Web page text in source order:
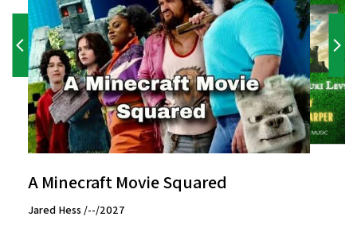
A Minecraft Movie Squared
Jared Hess /--/2027